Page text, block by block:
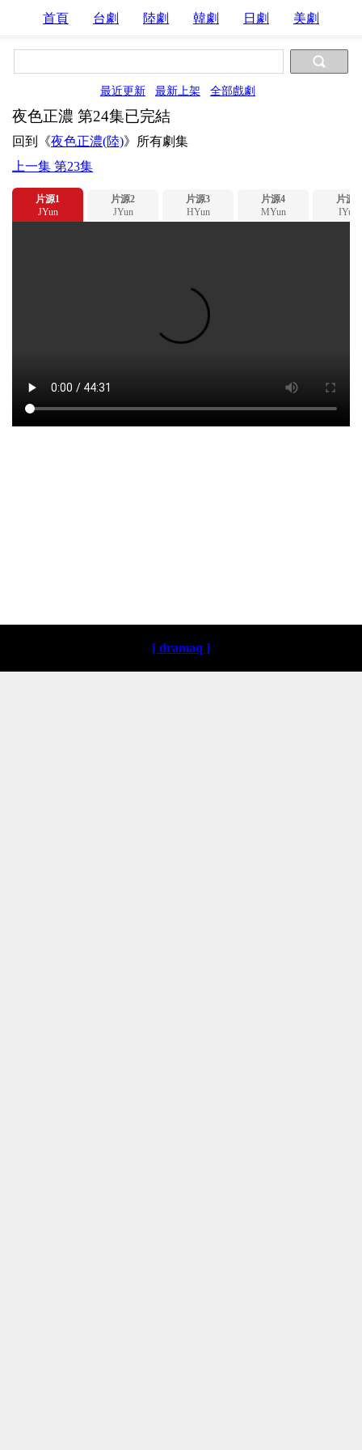
首頁 台劇 陸劇 韓劇 日劇 美劇
最近更新 最新上架 全部戲劇
夜色正濃 第24集已完結
回到《夜色正濃(陸)》所有劇集
上一集 第23集
片源1
JYun
片源2
JYun
片源3
HYun
片源4
MYun
片源5
IYun
[ dramaq ]